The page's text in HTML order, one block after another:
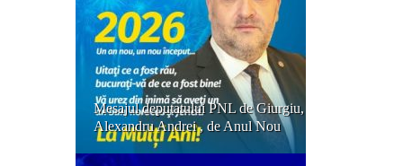
Mesajul deputatului PNL de Giurgiu,
Alexandru Andrei , de Anul Nou